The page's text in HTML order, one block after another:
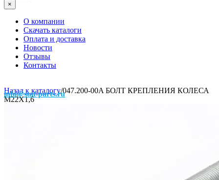
×
О компании
Скачать каталоги
Оплата и доставка
Новости
Отзывы
Контакты
info@stat-parts.ru
Назад к каталогу/047.200-00A БОЛТ КРЕПЛЕНИЯ КОЛЕСА
М22Х1,6